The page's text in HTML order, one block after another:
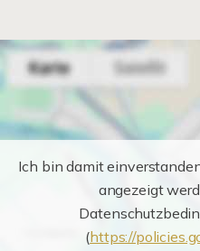
Ich bin damit
angezeigt
(https://